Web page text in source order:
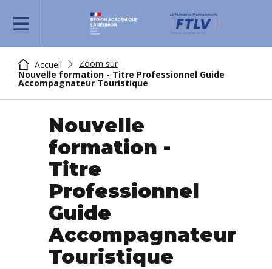
REJOIGNEZ-NOUS
Accueil
Zoom sur
Nouvelle formation - Titre Professionnel Guide
Accompagnateur Touristique
Nouvelle
formation -
Titre
Professionnel
Guide
Accompagnateur
Touristique